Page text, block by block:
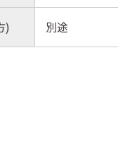
) 別途